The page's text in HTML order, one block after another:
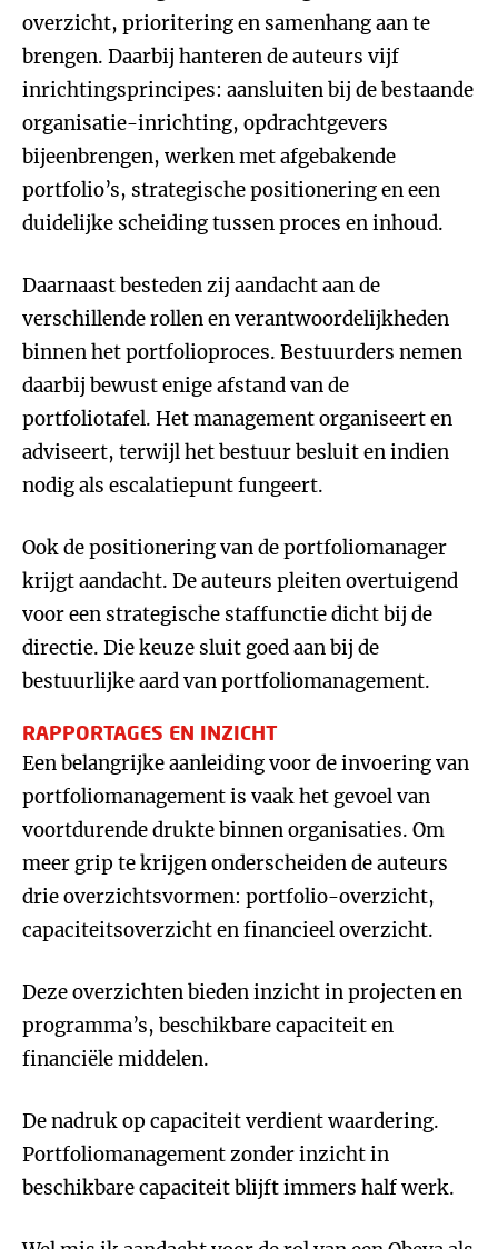
overzicht, prioritering en samenhang aan te
brengen. Daarbij hanteren de auteurs vijf
inrichtingsprincipes: aansluiten bij de bestaande
organisatie-inrichting, opdrachtgevers
bijeenbrengen, werken met afgebakende
portfolio’s, strategische positionering en een
duidelijke scheiding tussen proces en inhoud.
Daarnaast besteden zij aandacht aan de
verschillende rollen en verantwoordelijkheden
binnen het portfolioproces. Bestuurders nemen
daarbij bewust enige afstand van de
portfoliotafel. Het management organiseert en
adviseert, terwijl het bestuur besluit en indien
nodig als escalatiepunt fungeert.
Ook de positionering van de portfoliomanager
krijgt aandacht. De auteurs pleiten overtuigend
voor een strategische staffunctie dicht bij de
directie. Die keuze sluit goed aan bij de
bestuurlijke aard van portfoliomanagement.
RAPPORTAGES EN INZICHT
Een belangrijke aanleiding voor de invoering van
portfoliomanagement is vaak het gevoel van
voortdurende drukte binnen organisaties. Om
meer grip te krijgen onderscheiden de auteurs
drie overzichtsvormen: portfolio-overzicht,
capaciteitsoverzicht en financieel overzicht.
Deze overzichten bieden inzicht in projecten en
programma’s, beschikbare capaciteit en
financiële middelen.
De nadruk op capaciteit verdient waardering.
Portfoliomanagement zonder inzicht in
beschikbare capaciteit blijft immers half werk.